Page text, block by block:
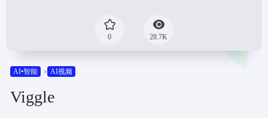
0 28.7K
AI•智能 AI视频
Viggle